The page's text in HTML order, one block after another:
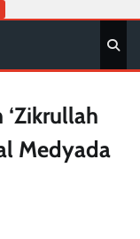
Medyada